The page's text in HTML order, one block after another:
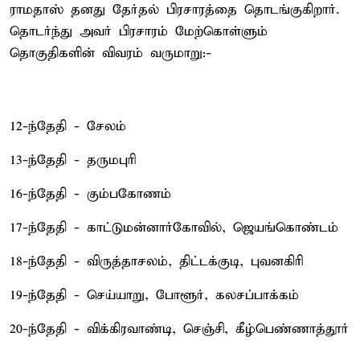
ராமதாஸ் தனது தேர்தல் பிரசாரத்தை தொடங்குகிறார்.
தொடர்ந்து அவர் பிரசாரம் மேற்கொள்ளும்
தொகுதிகளின் விவரம் வருமாறு:-
12-ந்தேதி - சேலம்
13-ந்தேதி - தருமபுரி
16-ந்தேதி - கும்பகோணம்
17-ந்தேதி - காட்டுமன்னார்கோவில், ஜெயங்கொண்டம்
18-ந்தேதி - விருத்தாசலம், திட்டக்குடி, புவனகிரி
19-ந்தேதி - செய்யாறு, போளூர், கலசப்பாக்கம்
20-ந்தேதி - விக்கிரவாண்டி, செஞ்சி, கீழ்பெண்ணாத்தூர்